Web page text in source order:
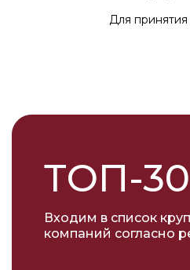
Для
ТОП-30
Входим в список
компаний согласно